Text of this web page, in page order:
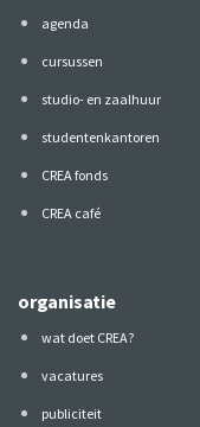
agenda
cursussen
studio- en zaalhuur
studentenkantoren
CREA fonds
CREA café
organisatie
wat doet CREA?
vacatures
publiciteit